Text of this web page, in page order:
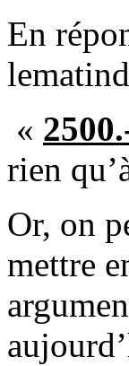
En
«
rien
Or, on
mettre